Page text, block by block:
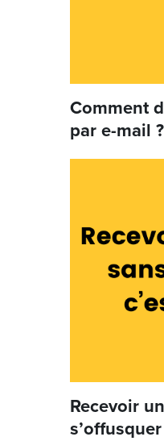
Comment
par e-mail ?
Recevoir